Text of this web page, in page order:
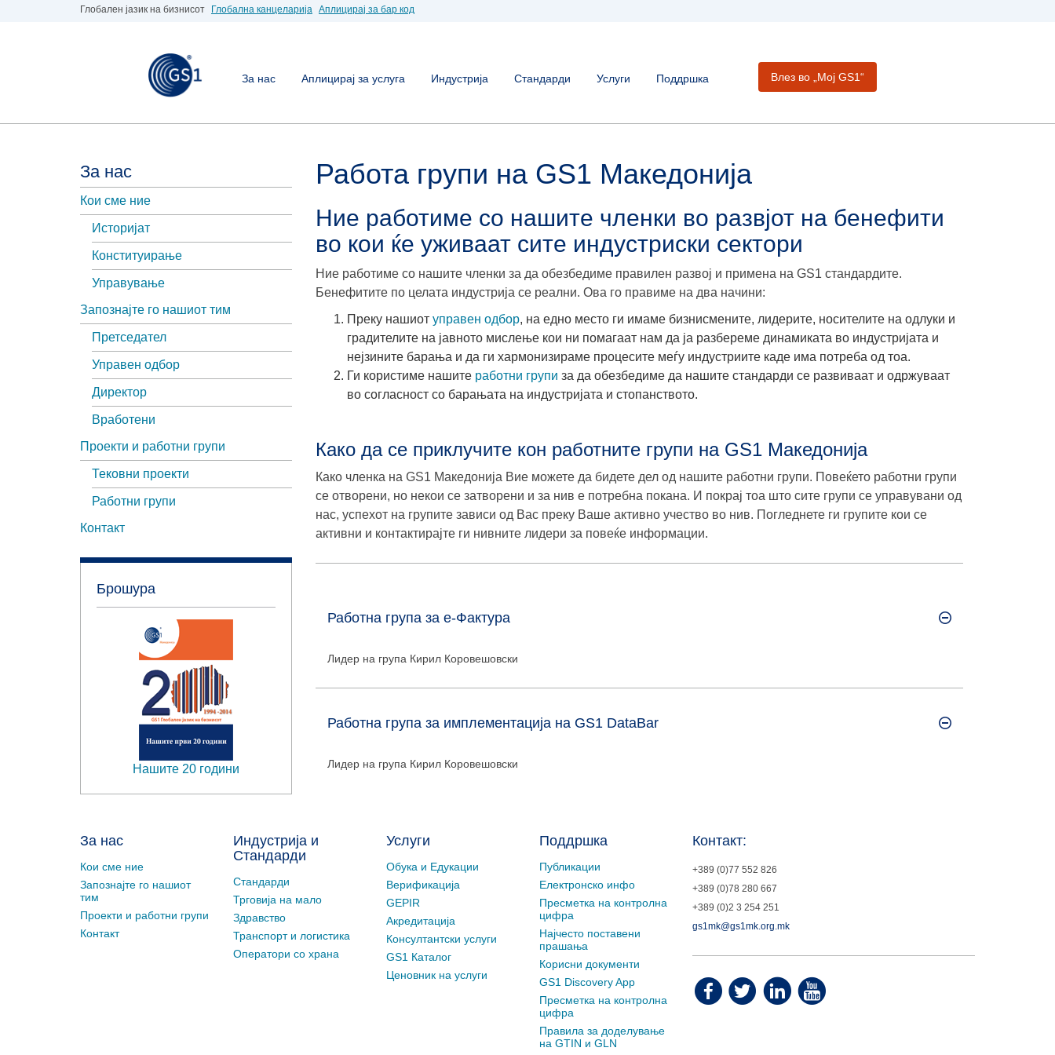
Глобален јазик на бизнисот Глобална канцеларија Аплицирај за бар код
За нас Аплицирај за услуга Индустрија Стандарди Услуги Поддршка Влез во „Moj GS1“
За нас
Кои сме ние
Историјат
Конституирање
Управување
Запознајте го нашиот тим
Претседател
Управен одбор
Директор
Вработени
Проекти и работни групи
Тековни проекти
Работни групи
Контакт
Брошура
Нашите 20 години
Работа групи на GS1 Македонија
Ние работиме со нашите членки во развјот на бенефити
во кои ќе уживаат сите индустриски сектори
Ние работиме со нашите членки за да обезбедиме правилен развој и примена на GS1 стандардите.
Бенефитите по целата индустрија се реални. Ова го правиме на два начини:
Преку нашиот управен одбор, на едно место ги имаме бизнисмените, лидерите, носителите на одлуки и
градителите на јавното мислење кои ни помагаат нам да ја разбереме динамиката во индустријата и
нејзините барања и да ги хармонизираме процесите меѓу индустриите каде има потреба од тоа.
Ги користиме нашите работни групи за да обезбедиме да нашите стандарди се развиваат и одржуваат
во согласност со барањата на индустријата и стопанството.
Како да се приклучите кон работните групи на GS1 Македонија
Како членка на GS1 Македонија Вие можете да бидете дел од нашите работни групи. Повеќето работни групи
се отворени, но некои се затворени и за нив е потребна покана. И покрај тоа што сите групи се управувани од
нас, успехот на групите зависи од Вас преку Ваше активно учество во нив. Погледнете ги групите кои се
активни и контактирајте ги нивните лидери за повеќе информации.
Работна група за e-Фактура
Лидер на група Кирил Коровешовски
Работна група за имплементација на GS1 DataBar
Лидер на група Кирил Коровешовски
За нас
Кои сме ние
Запознајте го нашиот
тим
Проекти и работни групи
Контакт
Индустрија и
Стандарди
Стандарди
Трговија на мало
Здравство
Транспорт и логистика
Оператори со храна
Услуги
Обука и Едукации
Верификација
GEPIR
Акредитација
Консултантски услуги
GS1 Каталог
Ценовник на услуги
Поддршка
Публикации
Електронско инфо
Пресметка на контролна
цифра
Најчесто поставени
прашања
Корисни документи
GS1 Discovery App
Пресметка на контролна
цифра
Правила за доделување
на GTIN и GLN
Контакт:
+389 (0)77 552 826
+389 (0)78 280 667
+389 (0)2 3 254 251
gs1mk@gs1mk.org.mk